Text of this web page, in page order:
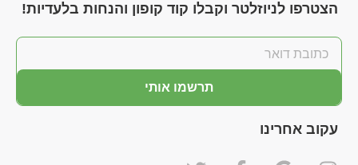
הצטרפו לניוזלטר וקבלו קוד קופון והנחות בלעדיות!
תרשמו אותי
עקוב אחרינו